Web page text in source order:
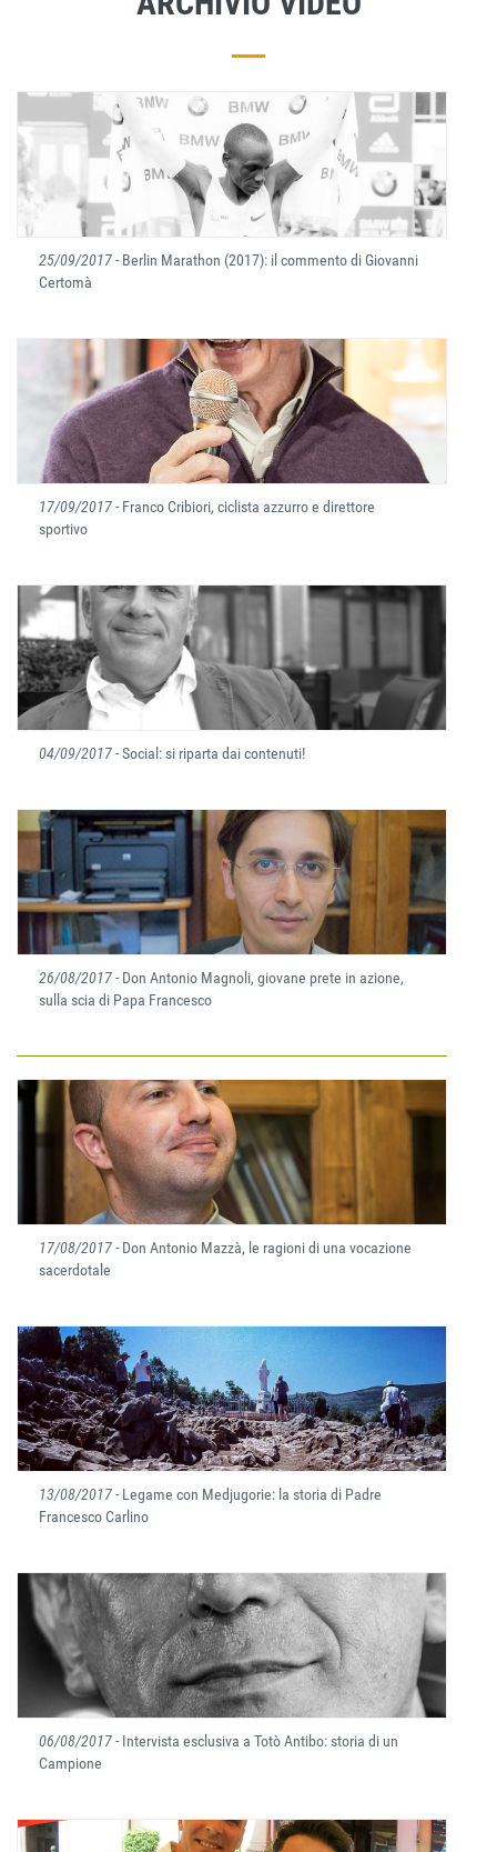
25/09/2017- Berlin Marathon (2017): il commento di Giovanni
Certomà
17/09/2017- Franco Cribiori, ciclista azzurro e direttore
sportivo
04/09/2017- Social: si riparta dai contenuti!
26/08/2017- Don Antonio Magnoli, giovane prete in azione,
sulla scia di Papa Francesco
17/08/2017- Don Antonio Mazzà, le ragioni di una vocazione
sacerdotale
13/08/2017- Legame con Medjugorie: la storia di Padre
Francesco Carlino
06/08/2017- Intervista esclusiva a Totò Antibo: storia di un
Campione